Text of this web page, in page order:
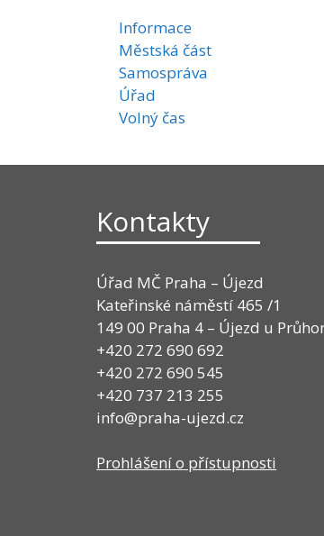
Informace
Městská část
Samospráva
Úřad
Volný čas
Kontakty
Úřad MČ Praha – Újezd
Kateřinské náměstí 465 /1
149 00 Praha 4 – Újezd u
+420 272 690 692
+420 272 690 545
+420 737 213 255
info@praha-ujezd.cz
Prohlášení o přístupnosti